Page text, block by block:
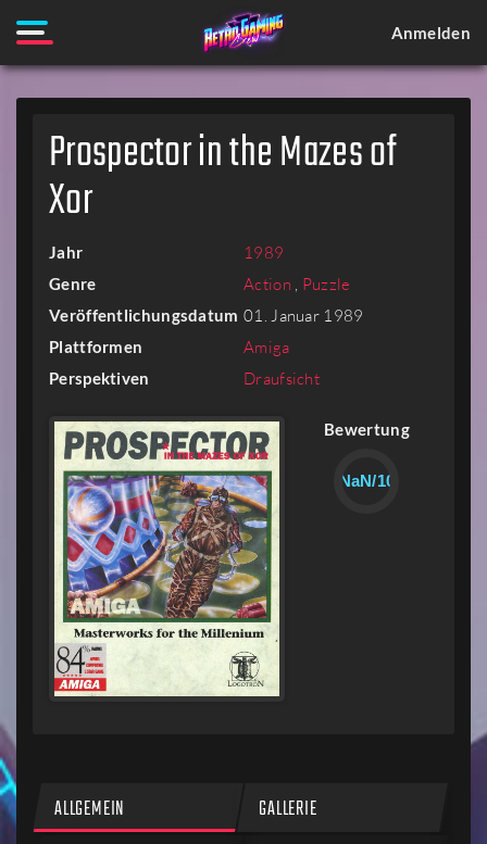
Anmelden
Prospector in the Mazes of
Xor
Jahr 1989
Genre Action , Puzzle
Veröffentlichungsdatum 01. Januar 1989
Plattformen Amiga
Perspektiven Draufsicht
Bewertung
NaN/10
ALLGEMEIN
GALLERIE